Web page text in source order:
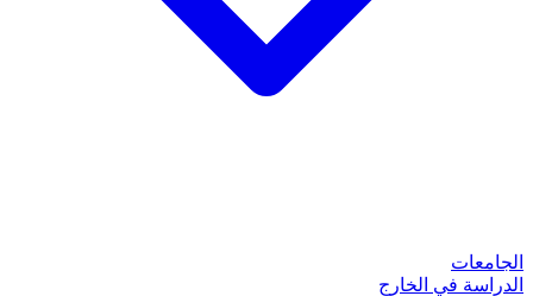
الجامعات
الدراسة في الخارج